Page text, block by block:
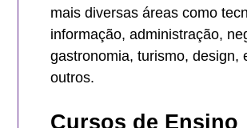
mais diversas áreas como
informação, administração,
gastronomia, turismo, design,
outros.
Cursos de Ensino